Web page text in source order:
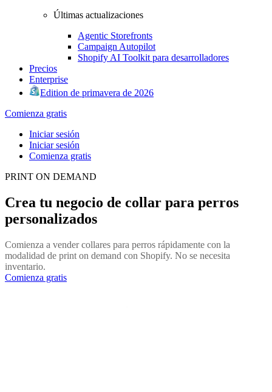
Últimas actualizaciones
Agentic Storefronts
Campaign Autopilot
Shopify AI Toolkit para desarrolladores
Precios
Enterprise
Edition de primavera de 2026
Comienza gratis
Iniciar sesión
Iniciar sesión
Comienza gratis
PRINT ON DEMAND
Crea tu negocio de collar para perros
personalizados
Comienza a vender collares para perros rápidamente con la
modalidad de print on demand con Shopify. No se necesita
inventario.
Comienza gratis